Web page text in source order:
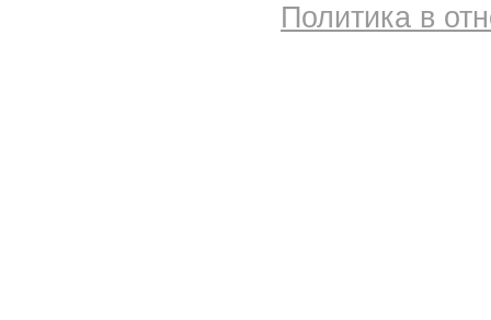
Политика в